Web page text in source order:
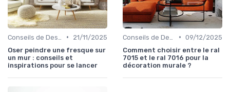
•
21/11/2025
Oser peindre une fresque sur
un mur : conseils et
inspirations pour se lancer
• 09/12/2025
Comment choisir entre le ral
7015 et le ral 7016 pour la
décoration murale ?